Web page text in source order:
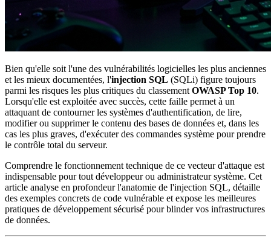
Bien qu'elle soit l'une des vulnérabilités logicielles les plus anciennes
et les mieux documentées, l'injection SQL (SQLi) figure toujours
parmi les risques les plus critiques du classement OWASP Top 10.
Lorsqu'elle est exploitée avec succès, cette faille permet à un
attaquant de contourner les systèmes d'authentification, de lire,
modifier ou supprimer le contenu des bases de données et, dans les
cas les plus graves, d'exécuter des commandes système pour prendre
le contrôle total du serveur.
Comprendre le fonctionnement technique de ce vecteur d'attaque est
indispensable pour tout développeur ou administrateur système. Cet
article analyse en profondeur l'anatomie de l'injection SQL, détaille
des exemples concrets de code vulnérable et expose les meilleures
pratiques de développement sécurisé pour blinder vos infrastructures
de données.